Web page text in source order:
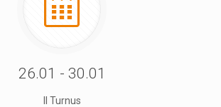
26.01 - 30.01
II Turnus